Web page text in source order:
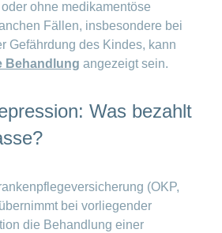
oder ohne medikamentöse
Fällen, insbesondere bei
Gefährdung des Kindes, kann
Behandlung angezeigt sein.
Was bezahlt
(OKP,
bei vorliegender
die Behandlung einer